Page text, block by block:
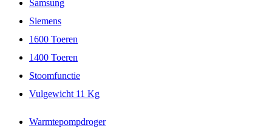
Samsung
Siemens
1600 Toeren
1400 Toeren
Stoomfunctie
Vulgewicht 11 Kg
Warmtepompdroger